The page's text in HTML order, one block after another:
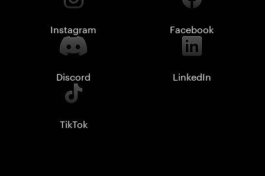
Instagram Facebook
Discord LinkedIn
TikTok